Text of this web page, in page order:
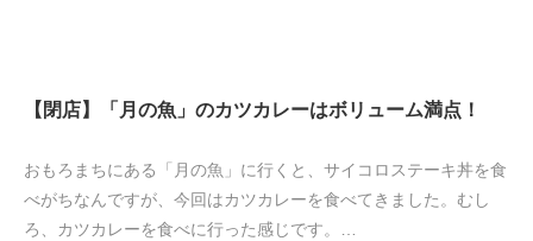
【閉店】「月の魚」のカツカレーはボリューム満点！
おもろまちにある「月の魚」に行くと、サイコロステーキ丼を食
べがちなんですが、今回はカツカレーを食べてきました。むし
ろ、カツカレーを食べに行った感じです。…